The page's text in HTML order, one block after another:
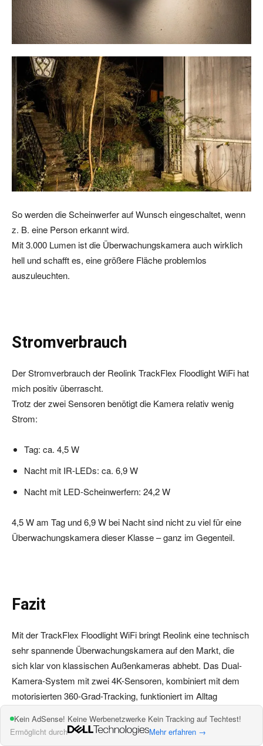
So werden die Scheinwerfer auf Wunsch eingeschaltet, wenn
z. B. eine Person erkannt wird.
Mit 3.000 Lumen ist die Überwachungskamera auch wirklich
hell und schafft es, eine größere Fläche problemlos
auszuleuchten.
Stromverbrauch
Der Stromverbrauch der Reolink TrackFlex Floodlight WiFi hat
mich positiv überrascht.
Trotz der zwei Sensoren benötigt die Kamera relativ wenig
Strom:
Tag: ca. 4,5 W
Nacht mit IR-LEDs: ca. 6,9 W
Nacht mit LED-Scheinwerfern: 24,2 W
4,5 W am Tag und 6,9 W bei Nacht sind nicht zu viel für eine
Überwachungskamera dieser Klasse – ganz im Gegenteil.
Fazit
Mit der TrackFlex Floodlight WiFi bringt Reolink eine technisch
sehr spannende Überwachungskamera auf den Markt, die
sich klar von klassischen Außenkameras abhebt. Das Dual-
Kamera-System mit zwei 4K-Sensoren, kombiniert mit dem
motorisierten 360-Grad-Tracking, funktioniert im Alltag
dann, wenn du größere Flächen oder Hausecken überwachen
Kein AdSense! Keine Werbenetzwerke Kein Tracking auf Techtest!
Ermöglicht durch
Mehr erfahren →